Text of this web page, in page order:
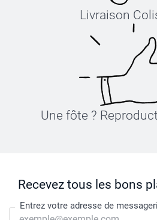
Livraison
Une fôte ?
Recevez tous les bons
Entrez votre adresse de